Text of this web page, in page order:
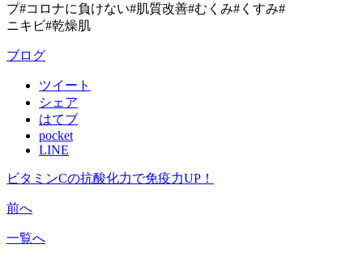
プ#コロナに負けない#肌質改善#むくみ#くすみ#
ニキビ#乾燥肌
ブログ
ツイート
シェア
はてブ
pocket
LINE
ビタミンCの抗酸化力で免疫力UP！
前へ
一覧へ